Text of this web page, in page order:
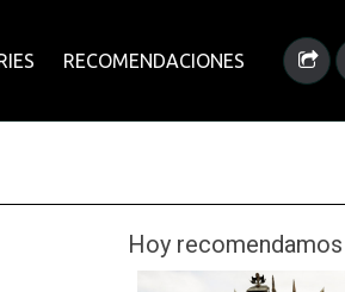
RECOMENDACIONES
Hoy recomendamos